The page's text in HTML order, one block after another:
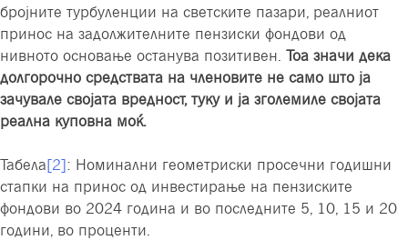
бројните турбуленции на светските пазари, реалниот
принос на задолжителните пензиски фондови од
нивното основање останува позитивен. Тоа значи дека
долгорочно средствата на членовите не само што ја
зачувале својата вредност, туку и ја зголемиле својата
реална куповна моќ.
Табела[2]: Номинални геометриски просечни годишни
стапки на принос од инвестирање на пензиските
фондови во 2024 година и во последните 5, 10, 15 и 20
години, во проценти.